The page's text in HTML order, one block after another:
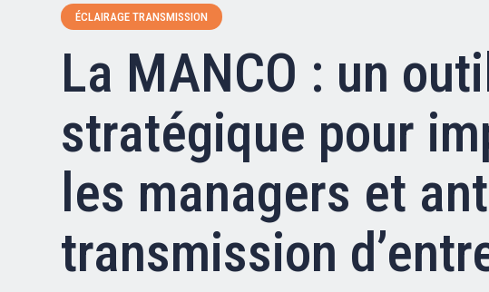
Nous rejoindre
Extranet
Les maîtres du bain
Nous contacter
FAQ
ÉCLAIRAGE TRANSMISSION
La MANCO : un
stratégique pour
les managers et
transmission